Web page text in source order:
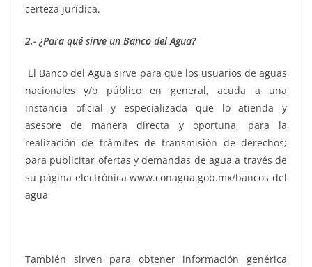
certeza jurídica.
2.- ¿Para qué sirve un Banco del Agua?
El Banco del Agua sirve para que los usuarios de aguas
nacionales y/o público en general, acuda a una
instancia oficial y especializada que lo atienda y
asesore de manera directa y oportuna, para la
realización de trámites de transmisión de derechos;
para publicitar ofertas y demandas de agua a través de
su página electrónica www.conagua.gob.mx/bancos del
agua
También sirven para obtener información genérica